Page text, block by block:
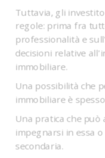
Tuttavia, gli
regole: prima fra
professionalità e
decisioni relative
immobiliare.
Una possibilità che
immobiliare è
Una pratica che
impegnarsi in essa
secondaria.